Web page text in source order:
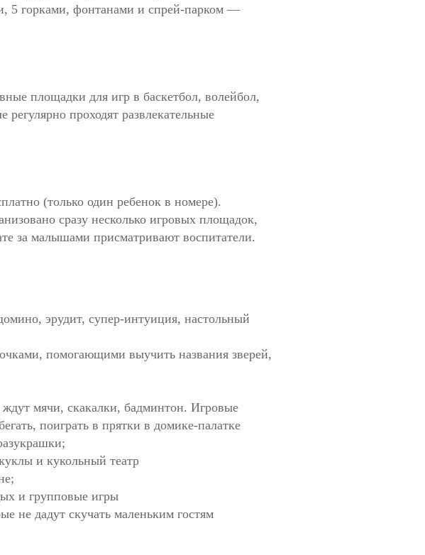
5 горками, фонтанами и спрей-парком —
площадки для игр в баскетбол, волейбол,
проходят развлекательные
(только один ребенок в номере).
сразу несколько игровых площадок,
за малышами присматривают воспитатели.
эрудит, супер-интуиция, настольный
помогающими выучить названия зверей,
ждут мячи, скакалки, бадминтон. Игровые
поиграть в прятки в домике-палатке
и кукольный театр
и групповые игры
не дадут скучать маленьким гостям